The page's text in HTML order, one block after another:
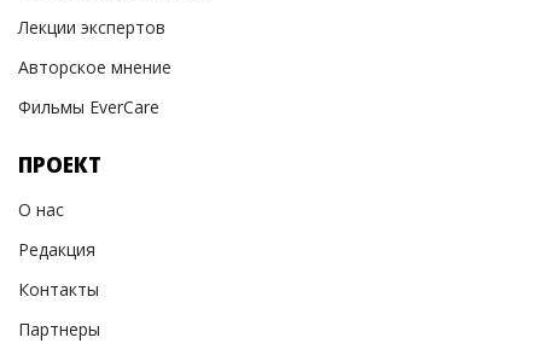
Лекции экспертов
Авторское мнение
Фильмы EverCare
ПРОЕКТ
О нас
Редакция
Контакты
Партнеры